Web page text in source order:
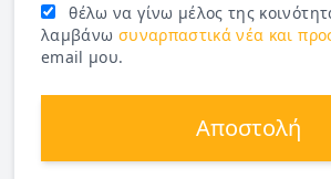
θέλω να γίνω μέλος της
λαμβάνω συναρπαστικά νέα και
email μου.
Αποστολή